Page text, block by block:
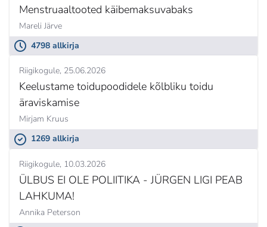
Menstruaaltooted käibemaksuvabaks
Mareli Järve
4798 allkirja
Riigikogule 25.06.2026
Keelustame toidupoodidele kõlbliku toidu
äraviskamise
Mirjam Kruus
1269 allkirja
Riigikogule 10.03.2026
ÜLBUS EI OLE POLIITIKA - JÜRGEN LIGI PEAB
LAHKUMA!
Annika Peterson